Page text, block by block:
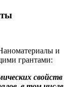
и
грантами:
свойств